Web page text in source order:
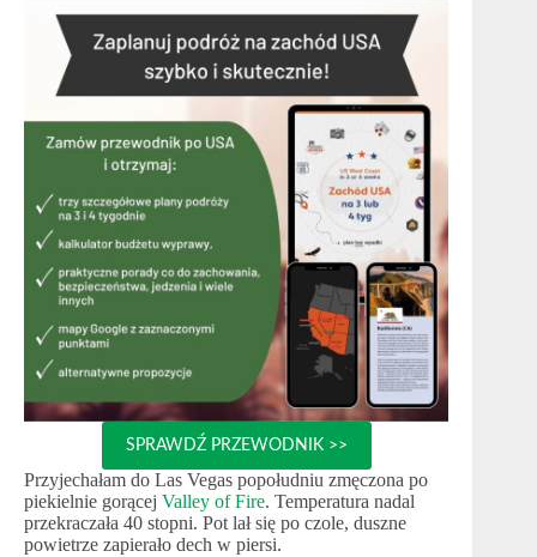
SPRAWDŹ PRZEWODNIK >>
Przyjechałam do Las Vegas popołudniu zmęczona po
piekielnie gorącej Valley of Fire. Temperatura nadal
przekraczała 40 stopni. Pot lał się po czole, duszne
powietrze zapierało dech w piersi.